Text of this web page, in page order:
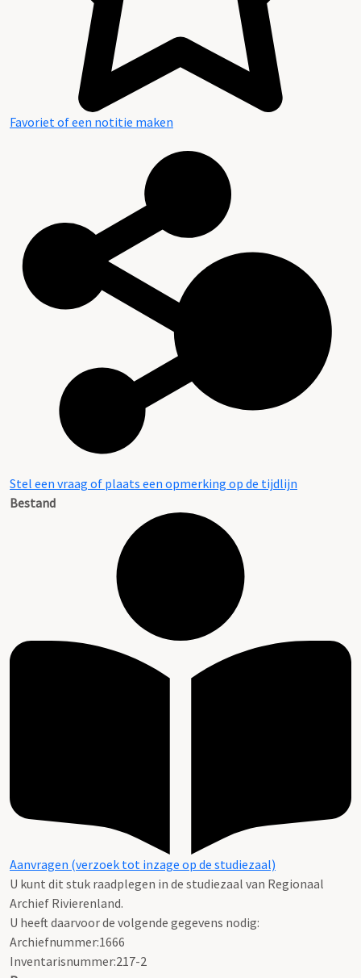
Favoriet of een notitie maken
Stel een vraag of plaats een opmerking op de tijdlijn
Bestand
Aanvragen (verzoek tot inzage op de studiezaal)
U kunt dit stuk raadplegen in de studiezaal van Regionaal
Archief Rivierenland.
U heeft daarvoor de volgende gegevens nodig:
Archiefnummer:1666
Inventarisnummer:217-2